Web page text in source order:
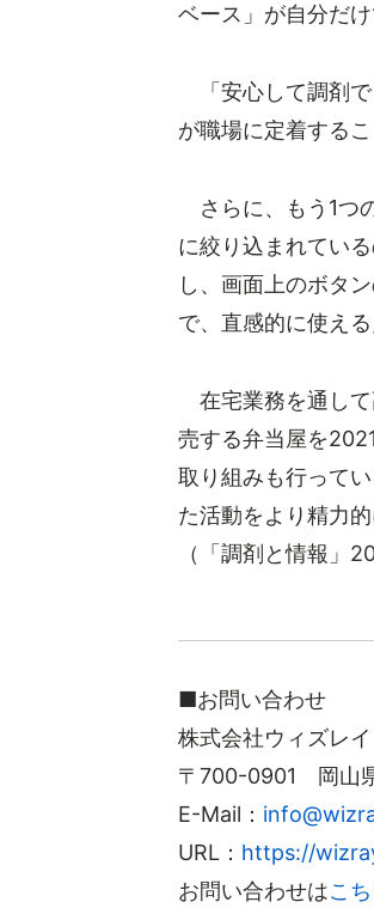
ベース」が自分だ
「安心して調剤で
が職場に定着する
さらに、もう1つ
に絞り込まれてい
し、画面上のボタ
で、直感的に使える
在宅業務を通して
売する弁当屋を
取り組みも行って
た活動をより精力
（「調剤と情報」
■お問い合わせ
株式会社ウィズレイ
〒700-0901 岡山
E-Mail：
URL： https://
お問い合わせはこ